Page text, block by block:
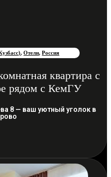
,Отели,Россия
квартира с
рядом с КемГУ
8 — ваш уютный уголок в